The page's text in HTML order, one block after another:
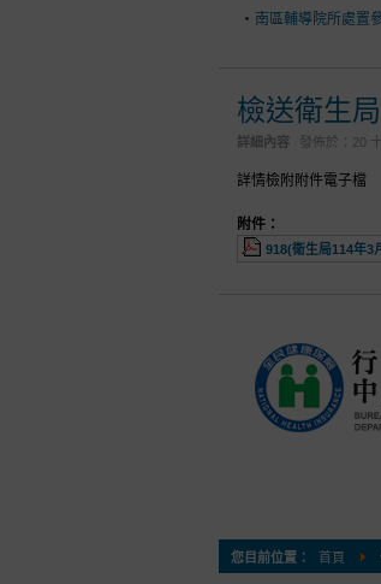
南區輔導院所處置
檢送衛生
詳細內容 發佈於： 20
詳情檢附附件電子檔
附件：
918(衛生局114年3
您目前位置： 首頁